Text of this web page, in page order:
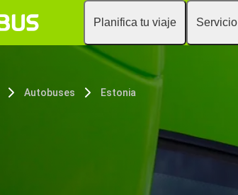
Planifica tu viaje Servicio
Autobuses Estonia